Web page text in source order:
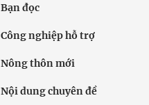
Bạn đọc
Công nghiệp hỗ trợ
Nông thôn mới
Nội dung chuyên đề